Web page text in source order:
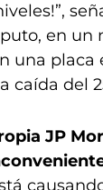
en un
una placa
caída del
JP